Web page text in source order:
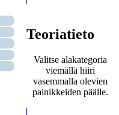
Teoriatieto
Valitse alakategoria
viemällä hiiri
vasemmalla olevien
painikkeiden päälle.